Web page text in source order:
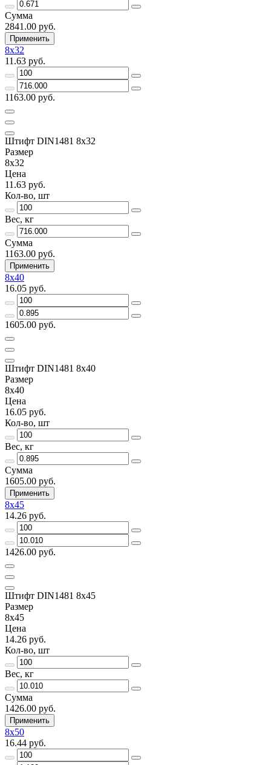
Сумма
2841.00 руб.
Применить
8х32
11.63 руб.
1163.00 руб.
Штифт DIN1481 8х32
Размер
8х32
Цена
11.63 руб.
Кол-во, шт
Вес, кг
Сумма
1163.00 руб.
Применить
8х40
16.05 руб.
1605.00 руб.
Штифт DIN1481 8х40
Размер
8х40
Цена
16.05 руб.
Кол-во, шт
Вес, кг
Сумма
1605.00 руб.
Применить
8х45
14.26 руб.
1426.00 руб.
Штифт DIN1481 8х45
Размер
8х45
Цена
14.26 руб.
Кол-во, шт
Вес, кг
Сумма
1426.00 руб.
Применить
8х50
16.44 руб.